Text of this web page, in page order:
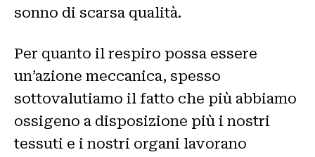
sonno di scarsa qualità.
Per quanto il respiro possa essere
un’azione meccanica, spesso
sottovalutiamo il fatto che più abbiamo
ossigeno a disposizione più i nostri
tessuti e i nostri organi lavorano